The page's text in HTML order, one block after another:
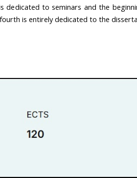
dedicated to seminars and the
is entirely dedicated to the